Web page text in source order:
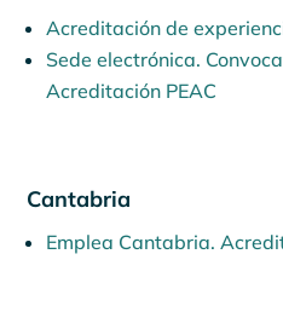
Acreditación de
Sede electrónica.
Acreditación PEAC
Cantabria
Emplea Cantabria.